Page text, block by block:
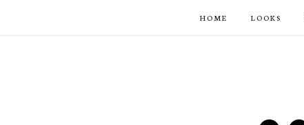
HOME LOOKS